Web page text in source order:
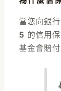
當您向銀
5 的信用
基金會賠